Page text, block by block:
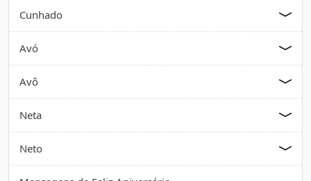
Cunhado
Avó
Avô
Neta
Neto